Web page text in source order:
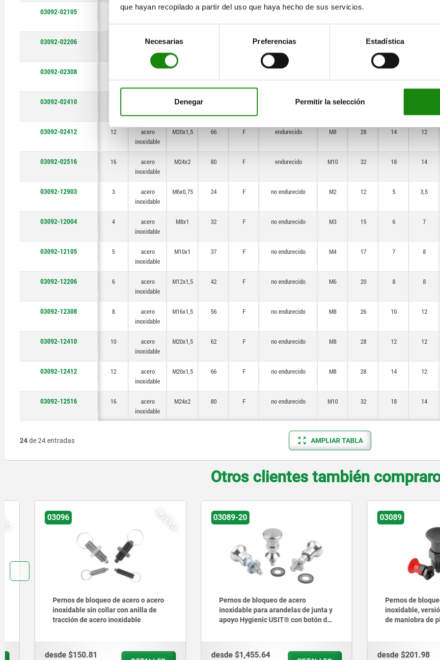
que hayan recopilado a partir del uso que haya hecho de sus servicios.
consentimiento
Necesarias Preferencias Estadística
Denegar Permitir la selección
03092-02105
acero
inoxidable
M10x1 37 F endurecido M4 17
03092-02206
acero
inoxidable
M12x1,5 endurecido 8
03092-02308
inoxidable
03092-02410 M20x1,5 endurecido M8 28
03092-02412 12
acero
inoxidable
M20x1,5 66 F endurecido M8 28 14 12
03092-02516 16
acero
inoxidable
M24x2 80 F endurecido M10 32 18 14
03092-12903 3
acero
inoxidable
M6x0,75 24 F no endurecido M2 12 5 3,5
03092-12004 4
acero
inoxidable
M8x1 32 F no endurecido M3 15 6 7
03092-12105 5
acero
inoxidable
M10x1 37 F no endurecido M4 17 7 8
03092-12206 6
acero
inoxidable
M12x1,5 42 F no endurecido M6 20 8 8
03092-12308 8
acero
inoxidable
M16x1,5 56 F no endurecido M8 26 10 12
03092-12410 10
acero
inoxidable
M20x1,5 62 F no endurecido M8 28 12 12
03092-12412 12
acero
inoxidable
M20x1,5 66 F no endurecido M8 28 14 12
03092-12516 16
acero
inoxidable
M24x2 80 F no endurecido M10 32 18 14
24de 24 entradas AMPLIAR TABLA
Otros clientes también
Pernos de bloqueo de acero o acero
inoxidable sin collar con anilla de
tracción de acero inoxidable
$150.81
03089-20
Pernos de bloqueo de acero
inoxidable para arandelas de junta y
apoyo Hygienic USIT® con botón de
$1,455.64
Pernos de bloqueo de
inoxidable, versión corta
de maniobra de plástico
$201.98